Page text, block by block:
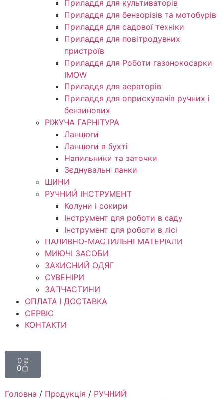
Приладдя для культиваторів
Приладдя для бензорізів та мотобурів
Приладдя для садової техніки
Приладдя для повітродувних
пристроїв
Приладдя для Роботи газонокосарки
IMOW
Приладдя для аераторів
Приладдя для оприскувачів ручних і
бензинових
РІЖУЧА ГАРНІТУРА
Ланцюги
Ланцюги в бухті
Напильники та заточки
Зєднувальні ланки
ШИНИ
РУЧНИЙ ІНСТРУМЕНТ
Колуни і сокири
Інструмент для роботи в саду
Інструмент для роботи в лісі
ПАЛИВНО-МАСТИЛЬНІ МАТЕРІАЛИ
МИЮЧІ ЗАСОБИ
ЗАХИСНИЙ ОДЯГ
СУВЕНІРИ
ЗАПЧАСТИНИ
ОПЛАТА І ДОСТАВКА
СЕРВІС
КОНТАКТИ
0 ₴
0
Головна / Продукція / РУЧНИЙ